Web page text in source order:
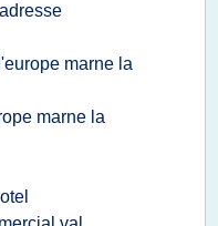
marne la
marne la